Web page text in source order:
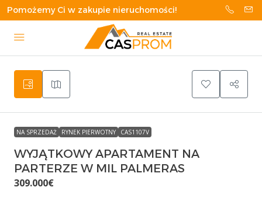
Pomożemy Ci w zakupie nieruchomości!
NA SPRZEDAŻ RYNEK PIERWOTNY CAS1107V
WYJĄTKOWY APARTAMENT NA
PARTERZE W MIL PALMERAS
309.000€